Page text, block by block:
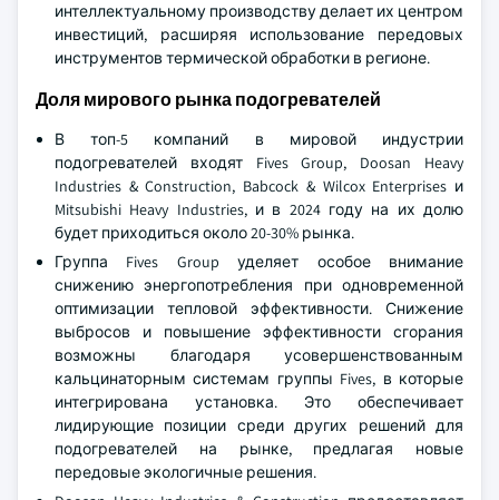
интеллектуальному производству делает их центром
инвестиций, расширяя использование передовых
инструментов термической обработки в регионе.
Доля мирового рынка подогревателей
В топ-5 компаний в мировой индустрии
подогревателей входят Fives Group, Doosan Heavy
Industries & Construction, Babcock & Wilcox Enterprises и
Mitsubishi Heavy Industries, и в 2024 году на их долю
будет приходиться около 20-30% рынка.
Группа Fives Group уделяет особое внимание
снижению энергопотребления при одновременной
оптимизации тепловой эффективности. Снижение
выбросов и повышение эффективности сгорания
возможны благодаря усовершенствованным
кальцинаторным системам группы Fives, в которые
интегрирована установка. Это обеспечивает
лидирующие позиции среди других решений для
подогревателей на рынке, предлагая новые
передовые экологичные решения.